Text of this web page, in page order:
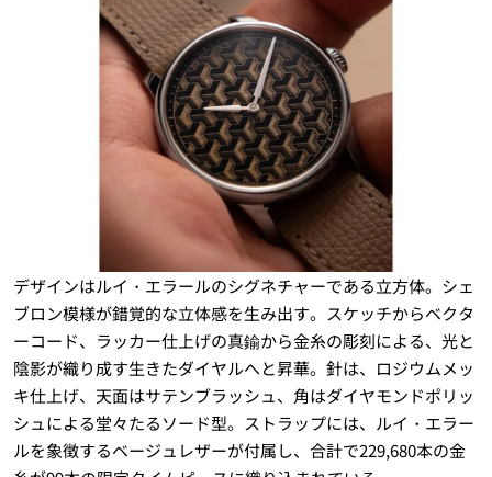
デザインはルイ・エラールのシグネチャーである立方体。シェ
ブロン模様が錯覚的な立体感を生み出す。スケッチからベクタ
ーコード、ラッカー仕上げの真鍮から金糸の彫刻による、光と
陰影が織り成す生きたダイヤルへと昇華。針は、ロジウムメッ
キ仕上げ、天面はサテンブラッシュ、角はダイヤモンドポリッ
シュによる堂々たるソード型。ストラップには、ルイ・エラー
ルを象徴するベージュレザーが付属し、合計で229,680本の金